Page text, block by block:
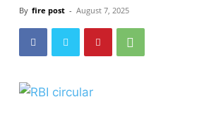
By fire post - August 7, 2025